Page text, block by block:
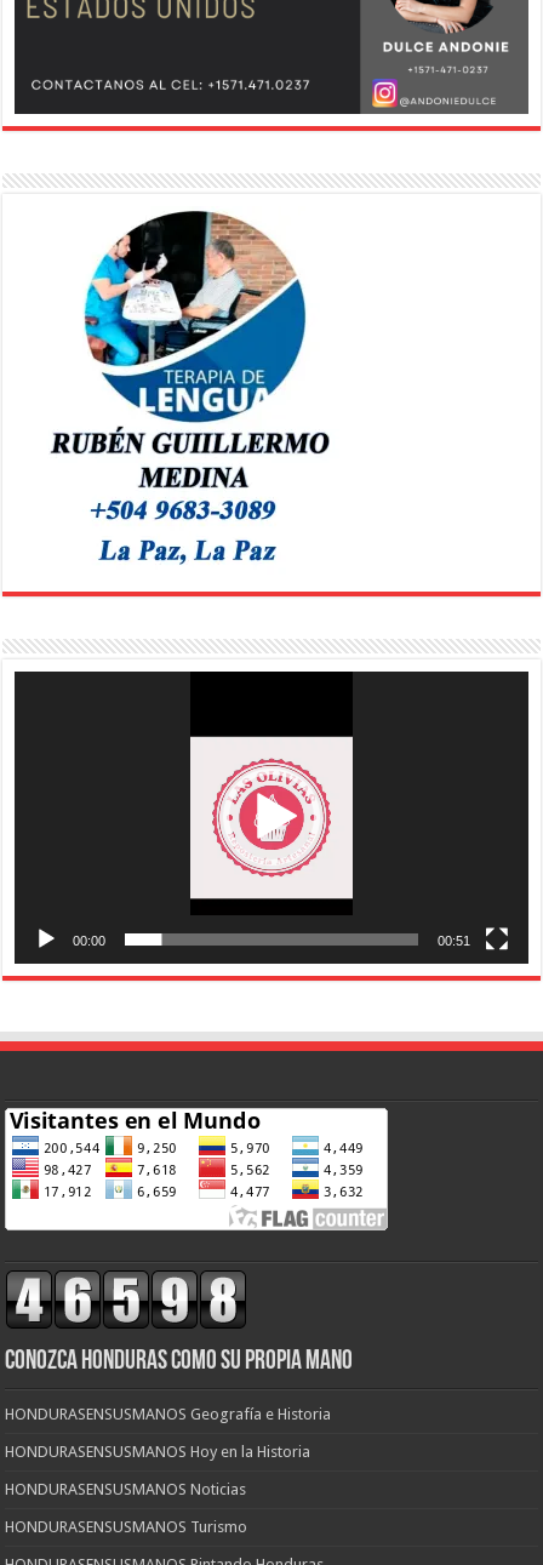
00:00 00:51
CONOZCA HONDURAS COMO SU PROPIA MANO
HONDURASENSUSMANOS Geografía e Historia
HONDURASENSUSMANOS Hoy en la Historia
HONDURASENSUSMANOS Noticias
HONDURASENSUSMANOS Turismo